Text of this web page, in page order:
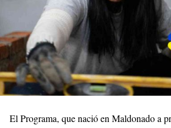
El Programa, que nació en Maldonado a